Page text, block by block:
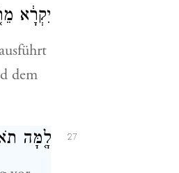
יִקְרָ֔א
dem
27 לָ֤מָּה